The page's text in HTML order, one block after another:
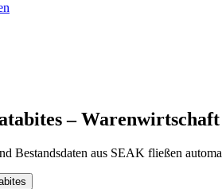
–
Bestandsdaten aus SEAK fließen